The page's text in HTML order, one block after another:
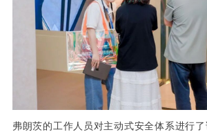
弗朗茨的工作人员对主动式安全体系进行